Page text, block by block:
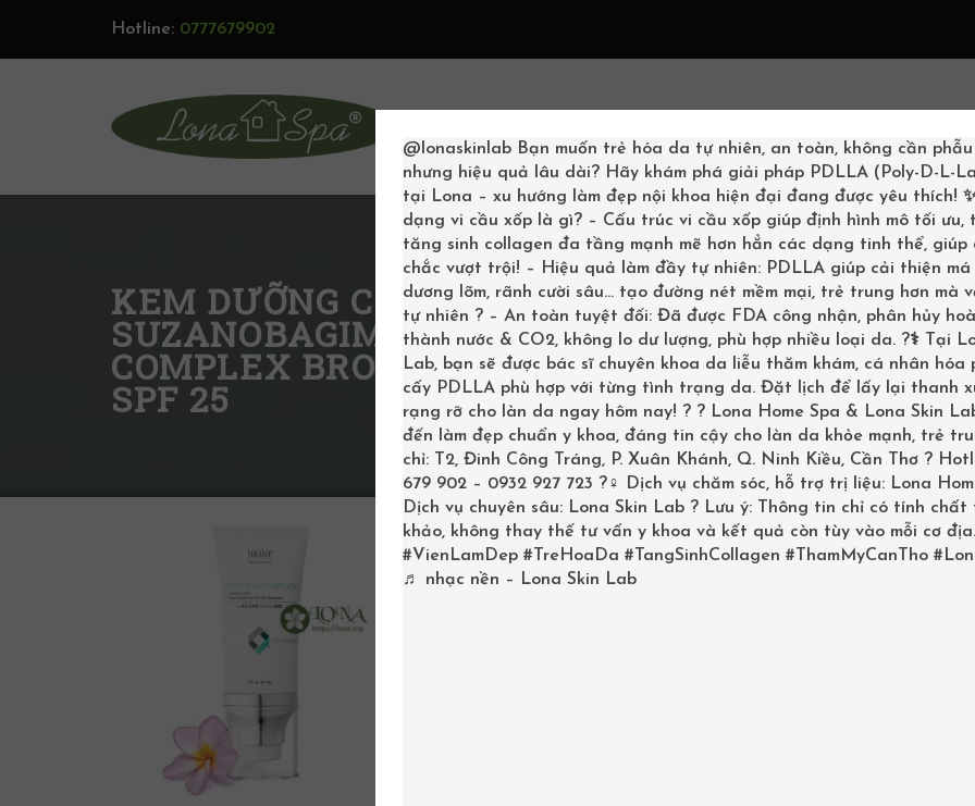
Hotline: 0777679902
KEM DƯỠNG CHỐNG NẮNG
SUZANOBAGIMD SOOTHING
COMPLEX BROAD SPECTRUM
SPF 25
Trang chủ / Da Hỗn Hợp,
hỗn hợp,Mỹ phẩm
KEM DƯỠNG CHỐNG NẮNG
SUZANOBAGIMD SOOTHING
BROAD SPECTRUM SPF 25
@lonaskinlabBạn muốn trẻ hóa da tự nhiên, an toàn, không cần
nhưng hiệu quả lâu dài? Hãy khám phá giải pháp PDLLA (Poly-D-L-
tại Lona – xu hướng làm đẹp nội khoa hiện đại đang được yêu thích!
dạng vi cầu xốp là gì? – Cấu trúc vi cầu xốp giúp định hình mô tối ưu,
tăng sinh collagen đa tầng mạnh mẽ hơn hẳn các dạng tinh thể, giúp
chắc vượt trội! – Hiệu quả làm đầy tự nhiên: PDLLA giúp cải thiện má
dương lõm, rãnh cười sâu… tạo đường nét mềm mại, trẻ trung hơn mà
tự nhiên ? – An toàn tuyệt đối: Đã được FDA công nhận, phân hủy
thành nước & CO2, không lo dư lượng, phù hợp nhiều loại da. ?‍⚕️ Tại
Lab, bạn sẽ được bác sĩ chuyên khoa da liễu thăm khám, cá nhân hóa
cấy PDLLA phù hợp với từng tình trạng da. Đặt lịch để lấy lại thanh
rạng rỡ cho làn da ngay hôm nay! ? ? Lona Home Spa & Lona Skin
đến làm đẹp chuẩn y khoa, đáng tin cậy cho làn da khỏe mạnh, trẻ
chỉ: T2, Đinh Công Tráng, P. Xuân Khánh, Q. Ninh Kiều, Cần Thơ ?
679 902 – 0932 927 723 ?‍♀️ Dịch vụ chăm sóc, hỗ trợ trị liệu: Lona
Dịch vụ chuyên sâu: Lona Skin Lab ? Lưu ý: Thông tin chỉ có tính chất
khảo, không thay thế tư vấn y khoa và kết quả còn tùy vào mỗi cơ địa.
#VienLamDep #TreHoaDa #TangSinhCollagen #ThamMyCanTho
♬ nhạc nền – Lona Skin Lab